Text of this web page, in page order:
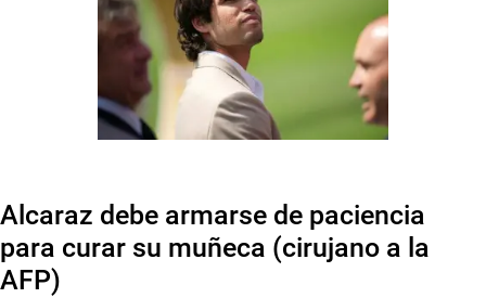
Alcaraz debe armarse de paciencia
para curar su muñeca (cirujano a la
AFP)